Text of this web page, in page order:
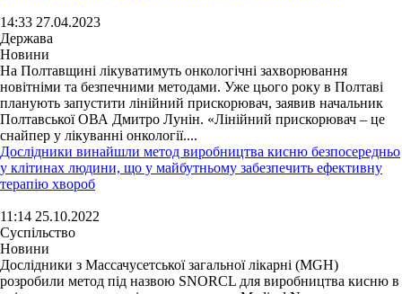
14:33 27.04.2023
Держава
Новини
На Полтавщині лікуватимуть онкологічні захворювання
новітніми та безпечними методами. Уже цього року в Полтаві
планують запустити лінійний прискорювач, заявив начальник
Полтавської ОВА Дмитро Лунін. «Лінійний прискорювач – це
снайпер у лікуванні онкології....
Дослідники винайшли метод виробництва кисню безпосередньо
у клітинах людини, що у майбутньому забезпечить ефективну
терапію хвороб
11:14 25.10.2022
Суспільство
Новини
Дослідники з Массачусетської загальної лікарні (MGH)
розробили метод під назвою SNORCL для виробництва кисню в